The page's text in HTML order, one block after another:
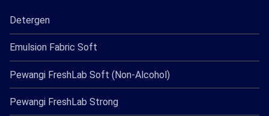
Detergen
Emulsion Fabric Soft
Pewangi FreshLab Soft (Non-Alcohol)
Pewangi FreshLab Strong